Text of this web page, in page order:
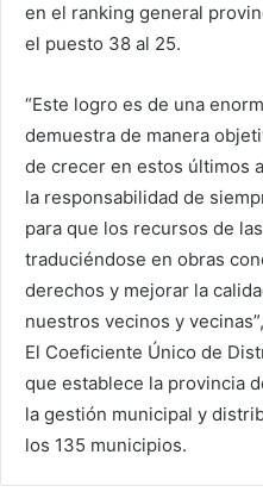
en el ranking general
el puesto 38 al 25.
“Este logro es de una
demuestra de manera
de crecer en estos últimos
la responsabilidad de
para que los recursos de
traduciéndose en obras
derechos y mejorar la
nuestros vecinos y
El Coeficiente Único de
que establece la provincia
la gestión municipal y
los 135 municipios.